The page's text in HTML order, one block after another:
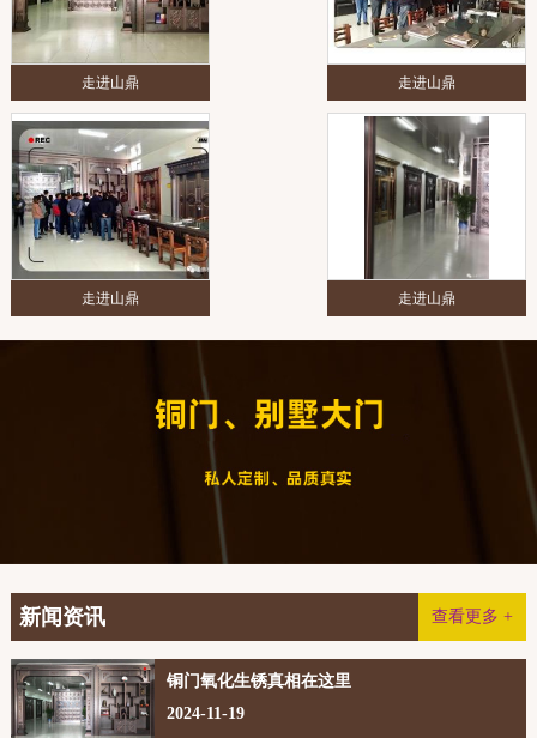
走进山鼎 走进山鼎
走进山鼎 走进山鼎
查看更多 +
新闻资讯
铜门氧化生锈真相在这里
2024-11-19